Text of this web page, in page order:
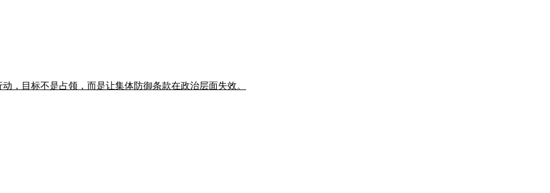
，目标不是占领，而是让集体防御条款在政治层面失效。